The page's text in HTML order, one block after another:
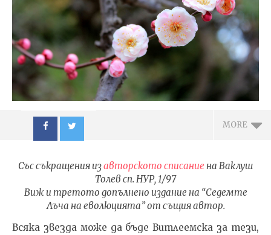
MORE
NOW VIEWING
Със съкращения изавторското списание на Ваклуш
Толев сп. НУР, 1/97
Виж и третото допълнено издание на “Седемте
Лъча на еволюцията” от същия автор.
Всяка звезда може да бъде Витлеемска за тези,